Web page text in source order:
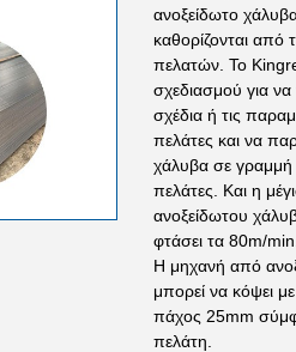
ανοξείδωτο
καθορίζονται από
πελατών. Το
σχεδιασμού για
σχέδια ή τις
πελάτες και να
χάλυβα σε γραμμή
πελάτες. Και η
ανοξείδωτου
φτάσει τα 80m/min.
Η μηχανή από
μπορεί να κόψει
πάχος 25mm
πελάτη.